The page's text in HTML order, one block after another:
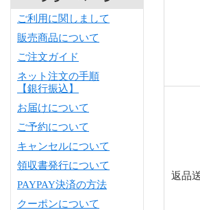
ご利用に関しまして
販売商品について
ご注文ガイド
ネット注文の手順
【銀行振込】
お届けについて
ご予約について
キャンセルについて
領収書発行について
PAYPAY決済の方法
クーポンについて
返品